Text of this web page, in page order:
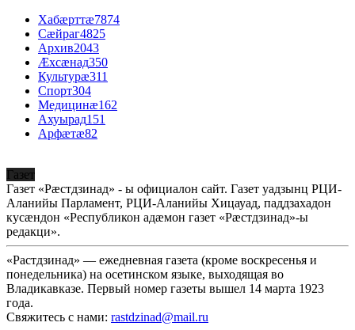
Хабæрттæ7874
Сæйраг4825
Архив2043
Æхсæнад350
Культурæ311
Спорт304
Медицинæ162
Ахуырад151
Арфæтæ82
Газет
Газет «Рæстдзинад» - ы официалон сайт. Газет уадзынц РЦИ-
Аланийы Парламент, РЦИ-Аланийы Хицауад, паддзахадон
кусæндон «Республикон адæмон газет «Рæстдзинад»-ы
редакци».
«Растдзинад» — ежедневная газета (кроме воскресенья и
понедельника) на осетинском языке, выходящая во
Владикавказе. Первый номер газеты вышел 14 марта 1923
года.
Свяжитесь с нами: rastdzinad@mail.ru